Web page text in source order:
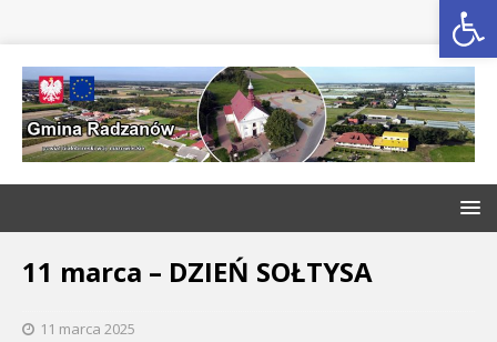
11 marca – DZIEŃ SOŁTYSA
11 marca 2025